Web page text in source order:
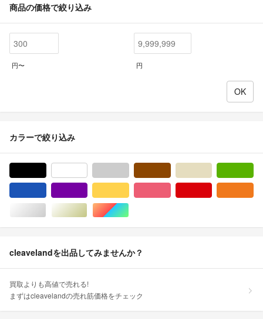
商品の価格で絞り込み
円〜 円
カラーで絞り込み
シルバー/銀色系ゴールド/金色系マルチカラー
cleavelandを出品してみませんか？
買取よりも高値で売れる!
まずはcleavelandの売れ筋価格をチェック